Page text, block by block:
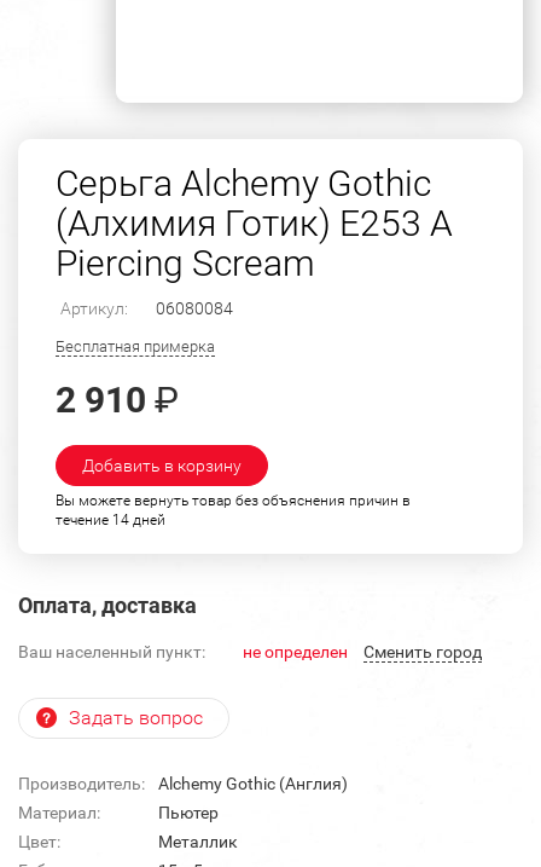
Серьга Alchemy Gothic
(Алхимия Готик) E253 A
Piercing Scream
Артикул: 06080084
Бесплатная примерка
2 910 ₽
Добавить в корзину
Вы можете вернуть товар без объяснения причин в
течение 14 дней
Оплата, доставка
Ваш населенный пункт: не определен Cменить город
Задать вопрос
Производитель:
Alchemy Gothic (Англия)
Материал:
Пьютер
Цвет:
Металлик